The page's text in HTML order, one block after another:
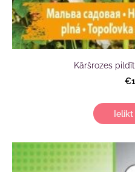
Kāršrozes
Ielikt